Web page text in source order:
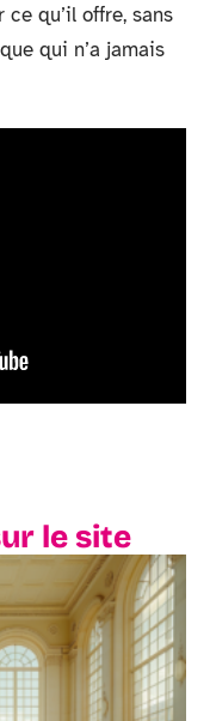
qu’il offre, sans
qui n’a jamais
le site